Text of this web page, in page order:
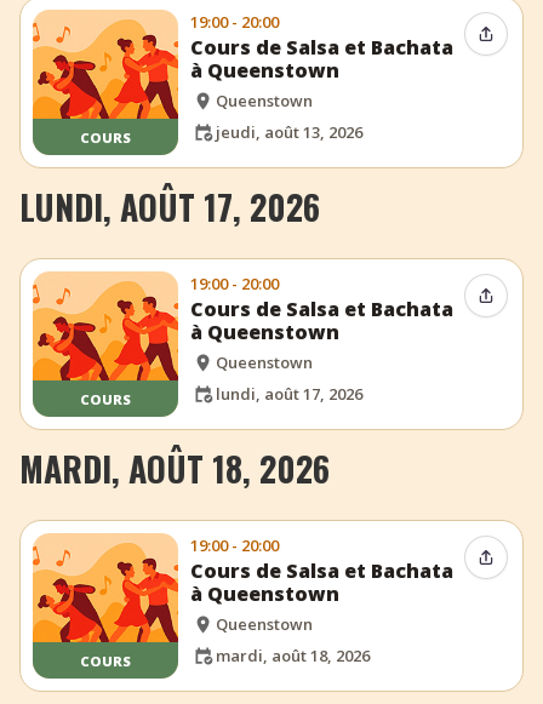
COURS
19:00 - 20:00
Cours de Salsa et Bachata
à Queenstown
Queenstown
jeudi, août 13, 2026
LUNDI, AOÛT 17, 2026
COURS
19:00 - 20:00
Cours de Salsa et Bachata
à Queenstown
Queenstown
lundi, août 17, 2026
MARDI, AOÛT 18, 2026
COURS
19:00 - 20:00
Cours de Salsa et Bachata
à Queenstown
Queenstown
mardi, août 18, 2026